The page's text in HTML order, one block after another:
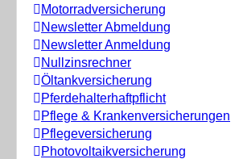
Motorradversicherung
Newsletter Abmeldung
Newsletter Anmeldung
Nullzinsrechner
Öltankversicherung
Pferdehalterhaftpflicht
Pflege & Krankenversicherungen
Pflegeversicherung
Photovoltaikversicherung